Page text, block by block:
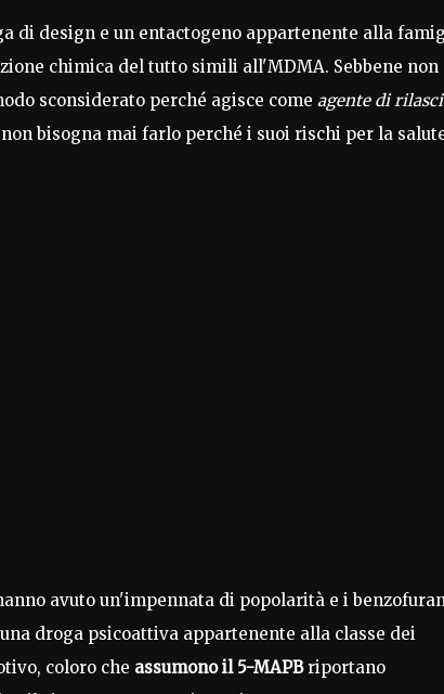
di design e un entactogeno appartenente alla
chimica del tutto simili all'MDMA. Sebbene non
sconsiderato perché agisce come agente di
non bisogna mai farlo perché i suoi rischi per la
avuto un'impennata di popolarità e i
droga psicoattiva appartenente alla classe dei
coloro che assumono il 5-MAPBriportano